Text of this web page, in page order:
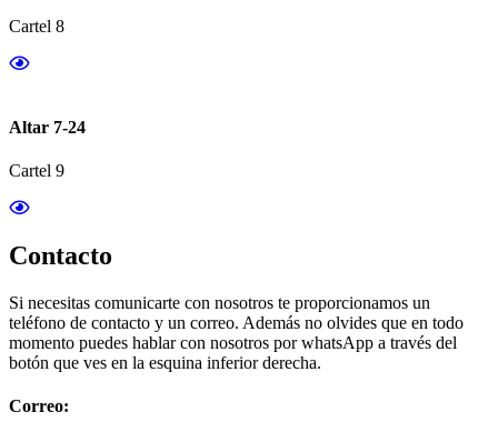
Cartel 8
Altar 7-24
Cartel 9
Contacto
Si necesitas comunicarte con nosotros te proporcionamos un
teléfono de contacto y un correo. Además no olvides que en todo
momento puedes hablar con nosotros por whatsApp a través del
botón que ves en la esquina inferior derecha.
Correo: